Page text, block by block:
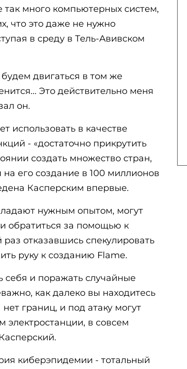
много компьютерных систем,
что это даже не нужно
в среду в Тель-Авивском
двигаться в том же
Это действительно меня
он.
использовать в качестве
- «достаточно прикрутить
создать множество стран,
его создание в 100 миллионов
Касперским впервые.
нужным опытом, могут
обратиться за помощью к
отказавшись спекулировать
руку к созданию Flame.
и поражать случайные
как далеко вы находитесь
границ, и под атаку могут
электростанции, в совсем
киберэпидемии - тотальный